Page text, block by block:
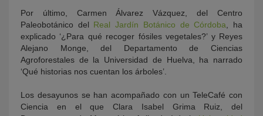
Por último, Carmen Álvarez Vázquez, del Centro
Paleobotánico del Real Jardín Botánico de Córdoba , ha
explicado ‘¿Para qué recoger fósiles vegetales?’ y Reyes
Alejano Monge, del Departamento de Ciencias
Agroforestales de la Universidad de Huelva, ha narrado
‘Qué historias nos cuentan los árboles’.
Los desayunos se han acompañado con un TeleCafé con
Ciencia en el que Clara Isabel Grima Ruiz, del